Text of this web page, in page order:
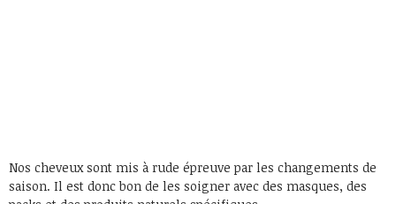
Nos cheveux sont mis à rude épreuve par les changements de
saison. Il est donc bon de les soigner avec des masques, des